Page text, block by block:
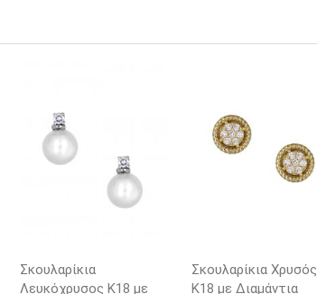
Σκουλαρίκια
Λευκόχρυσος Κ18 με
Σκουλαρίκια Χρυσός
Κ18 με Διαμάντια